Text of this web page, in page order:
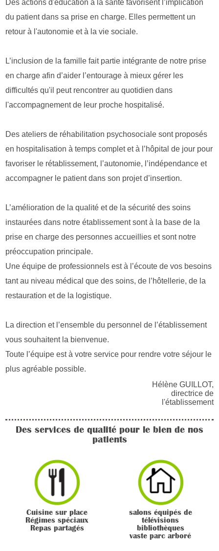
Des actions d'éducation à la santé favorisent l’implication
du patient dans sa prise en charge. Elles permettent un
retour à l'autonomie et à la vie sociale.
L’inclusion de la famille fait partie intégrante de notre prise
en charge afin d’aider l’entourage à mieux gérer les
difficultés qu'il peut rencontrer au quotidien dans
l'accompagnement de leur proche hospitalisé.
Des ateliers de réhabilitation psychosociale sont proposés
en hospitalisation à temps complet et à l’hôpital de jour pour
favoriser le rétablissement, l’autonomie, l’indépendance et
accompagner le patient dans son projet d’insertion.
L’amélioration de la qualité et de la sécurité des soins
instaurées dans notre établissement sont à la base de la
prise en charge des personnes accueillies et sont notre
préoccupation principale.
Une équipe de professionnels est à l’écoute de vos besoins
tant au niveau médical que des soins, de l’hôtellerie, de la
restauration et de la logistique.
La direction et l’ensemble du personnel de l’établissement
vous souhaitent la bienvenue.
Toute l’équipe est à votre service pour rendre votre séjour le
plus agréable possible.
Hélène GUILLOT,
directrice de
l'établissement
Des services de qualité pour le bien de nos
patients
Cuisine sur place
Régimes spéciaux
Repas partagés
salons équipés de
télévisions
bibliothèques
vaste parc arboré